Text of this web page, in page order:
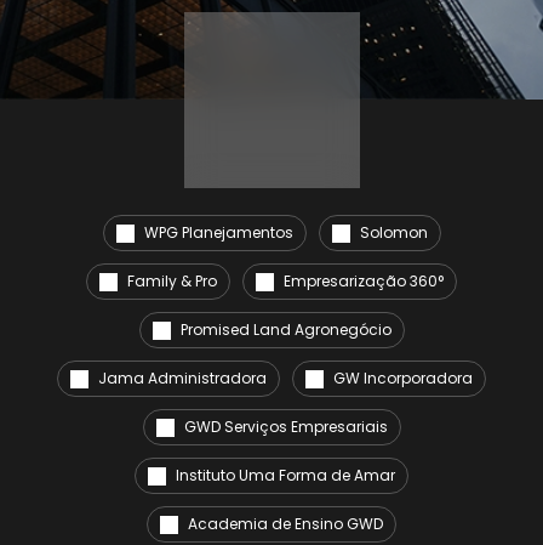
WPG Planejamentos Solomon
Family & Pro Empresarização 360°
Promised Land Agronegócio
Jama Administradora GW Incorporadora
GWD Serviços Empresariais
Instituto Uma Forma de Amar
Academia de Ensino GWD